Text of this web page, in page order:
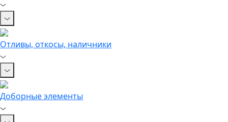
Отливы, откосы, наличники
Доборные элементы